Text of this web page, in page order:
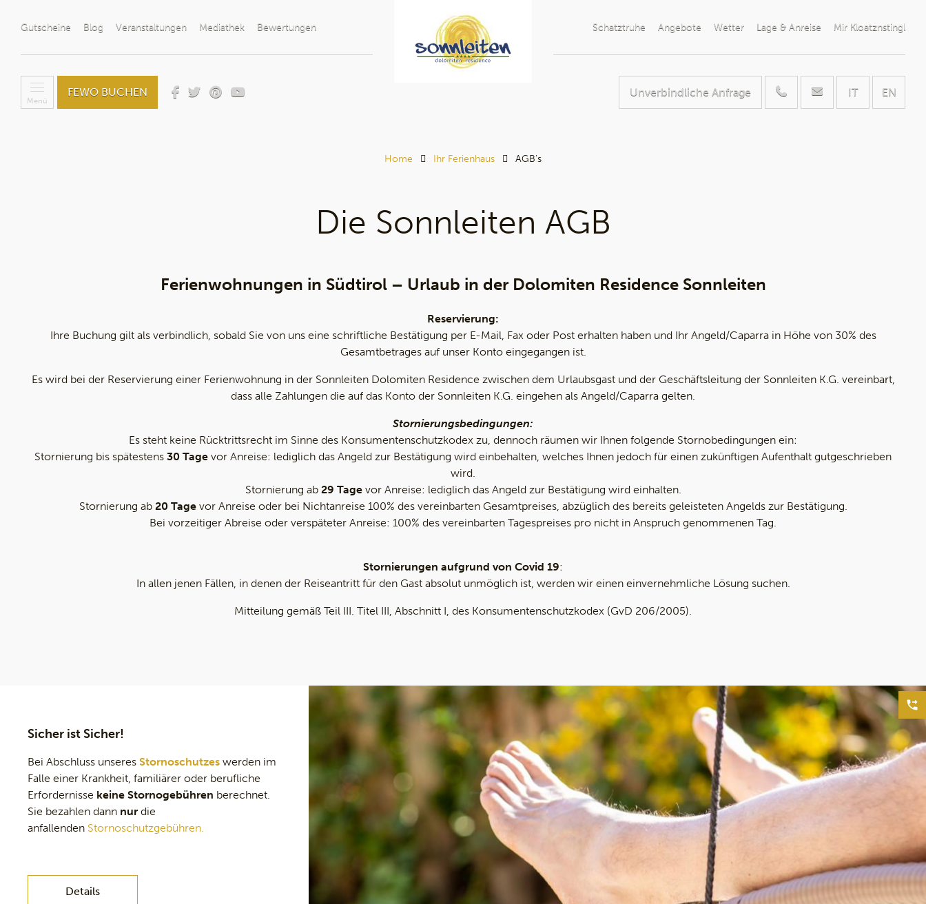
Gutscheine Blog Veranstaltungen Mediathek Bewertungen
Menü
FEWO BUCHEN
Schatztruhe Angebote Wetter Lage & Anreise Mir Kloatznstingl
Unverbindliche Anfrage IT EN
Home Ihr Ferienhaus AGB's
Die Sonnleiten AGB
Ferienwohnungen in Südtirol – Urlaub in der Dolomiten Residence Sonnleiten
Reservierung:
Ihre Buchung gilt als verbindlich, sobald Sie von uns eine schriftliche Bestätigung per E-Mail, Fax oder Post erhalten haben und Ihr Angeld/Caparra in Höhe von 30% des
Gesamtbetrages auf unser Konto eingegangen ist.
Es wird bei der Reservierung einer Ferienwohnung in der Sonnleiten Dolomiten Residence zwischen dem Urlaubsgast und der Geschäftsleitung der Sonnleiten K.G. vereinbart,
dass alle Zahlungen die auf das Konto der Sonnleiten K.G. eingehen als Angeld/Caparra gelten.
Stornierungsbedingungen:
Es steht keine Rücktrittsrecht im Sinne des Konsumentenschutzkodex zu, dennoch räumen wir Ihnen folgende Stornobedingungen ein:
Stornierung bis spätestens 30 Tage vor Anreise: lediglich das Angeld zur Bestätigung wird einbehalten, welches Ihnen jedoch für einen zukünftigen Aufenthalt gutgeschrieben
wird.
Stornierung ab 29 Tagevor Anreise: lediglich das Angeld zur Bestätigung wird einhalten.
Stornierung ab 20 Tagevor Anreise oder bei Nichtanreise 100% des vereinbarten Gesamtpreises, abzüglich des bereits geleisteten Angelds zur Bestätigung.
Bei vorzeitiger Abreise oder verspäteter Anreise: 100% des vereinbarten Tagespreises pro nicht in Anspruch genommenen Tag.
Stornierungen aufgrund von Covid 19:
In allen jenen Fällen, in denen der Reiseantritt für den Gast absolut unmöglich ist, werden wir einen einvernehmliche Lösung suchen.
Mitteilung gemäß Teil III. Titel III, Abschnitt I, des Konsumentenschutzkodex (GvD 206/2005).
Sicher ist Sicher!
Bei Abschluss unseres Stornoschutzes werden im
Falle einer Krankheit, familiärer oder berufliche
Erfordernisse keine Stornogebühren berechnet.
Sie bezahlen dann nur die
anfallenden Stornoschutzgebühren.
Details